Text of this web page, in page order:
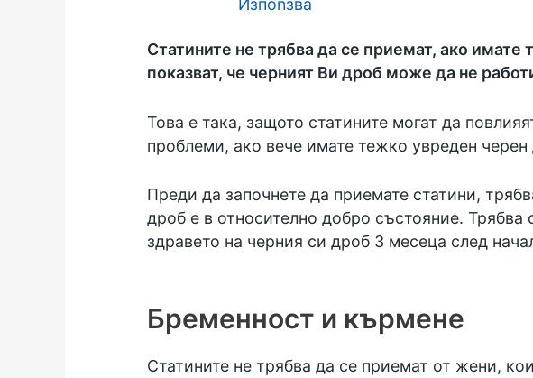
Изпоnзва
Статините не трябва да се приемат, ако
показват, че черният Ви дроб може да не
Това е така, защото статините могат да
проблеми, ако вече имате тежко увреден черен
Преди да започнете да приемате статини,
дроб е в относително добро състояние.
здравето на черния си дроб 3 месеца след
Бременност и кърмене
Статините не трябва да се приемат от жени,